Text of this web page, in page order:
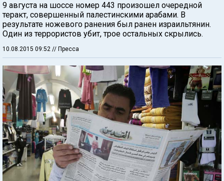
9 августа на шоссе номер 443 произошел очередной
теракт, совершенный палестинскими арабами. В
результате ножевого ранения был ранен израильтянин.
Один из террористов убит, трое остальных скрылись.
10.08.2015 09:52 // Пресса